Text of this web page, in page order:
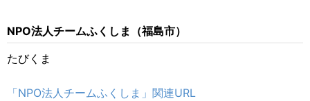
NPO法人チームふくしま（福島市）
たびくま
「NPO法人チームふくしま」関連URL